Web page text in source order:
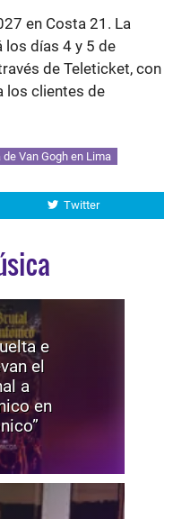
en Costa 21. La
los días 4 y 5 de
de Teleticket, con
los clientes de
de Van Gogh en Lima
Twitter
e
el
a
en